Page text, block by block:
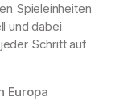
Spieleinheiten
und dabei
Schritt auf
Europa